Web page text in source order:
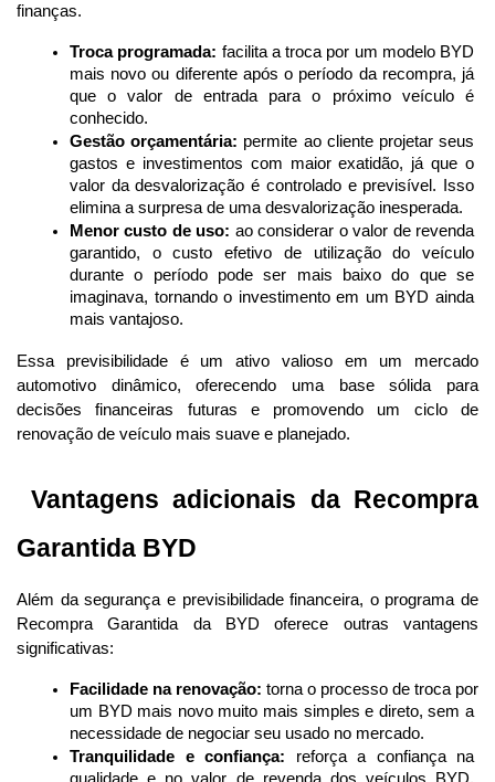
finanças.
Troca programada: facilita a troca por um modelo BYD
mais novo ou diferente após o período da recompra, já
que o valor de entrada para o próximo veículo é
conhecido.
Gestão orçamentária: permite ao cliente projetar seus
gastos e investimentos com maior exatidão, já que o
valor da desvalorização é controlado e previsível. Isso
elimina a surpresa de uma desvalorização inesperada.
Menor custo de uso: ao considerar o valor de revenda
garantido, o custo efetivo de utilização do veículo
durante o período pode ser mais baixo do que se
imaginava, tornando o investimento em um BYD ainda
mais vantajoso.
Essa previsibilidade é um ativo valioso em um mercado
automotivo dinâmico, oferecendo uma base sólida para
decisões financeiras futuras e promovendo um ciclo de
renovação de veículo mais suave e planejado.
Vantagens adicionais da Recompra
Garantida BYD
Além da segurança e previsibilidade financeira, o programa de
Recompra Garantida da BYD oferece outras vantagens
significativas:
Facilidade na renovação: torna o processo de troca por
um BYD mais novo muito mais simples e direto, sem a
necessidade de negociar seu usado no mercado.
Tranquilidade e confiança: reforça a confiança na
qualidade e no valor de revenda dos veículos BYD,